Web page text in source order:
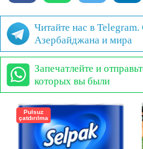
Читайте нас в
Азербайджана и мира
Запечатлейте и
которых вы были